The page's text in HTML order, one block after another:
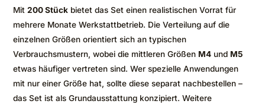
Mit 200 Stück bietet das Set einen realistischen Vorrat für
mehrere Monate Werkstattbetrieb. Die Verteilung auf die
einzelnen Größen orientiert sich an typischen
Verbrauchsmustern, wobei die mittleren Größen M4 und M5
etwas häufiger vertreten sind. Wer spezielle Anwendungen
mit nur einer Größe hat, sollte diese separat nachbestellen –
das Set ist als Grundausstattung konzipiert. Weitere